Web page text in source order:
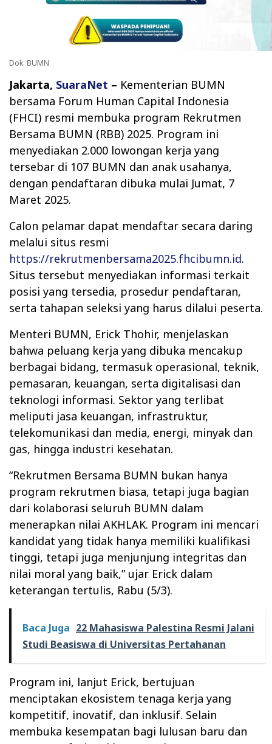
Dok. BUMN
Jakarta, SuaraNet – Kementerian BUMN
bersama Forum Human Capital Indonesia
(FHCI) resmi membuka program Rekrutmen
Bersama BUMN (RBB) 2025. Program ini
menyediakan 2.000 lowongan kerja yang
tersebar di 107 BUMN dan anak usahanya,
dengan pendaftaran dibuka mulai Jumat, 7
Maret 2025.
Calon pelamar dapat mendaftar secara daring
melalui situs resmi
https://rekrutmenbersama2025.fhcibumn.id.
Situs tersebut menyediakan informasi terkait
posisi yang tersedia, prosedur pendaftaran,
serta tahapan seleksi yang harus dilalui peserta.
Menteri BUMN, Erick Thohir, menjelaskan
bahwa peluang kerja yang dibuka mencakup
berbagai bidang, termasuk operasional, teknik,
pemasaran, keuangan, serta digitalisasi dan
teknologi informasi. Sektor yang terlibat
meliputi jasa keuangan, infrastruktur,
telekomunikasi dan media, energi, minyak dan
gas, hingga industri kesehatan.
“Rekrutmen Bersama BUMN bukan hanya
program rekrutmen biasa, tetapi juga bagian
dari kolaborasi seluruh BUMN dalam
menerapkan nilai AKHLAK. Program ini mencari
kandidat yang tidak hanya memiliki kualifikasi
tinggi, tetapi juga menjunjung integritas dan
nilai moral yang baik,” ujar Erick dalam
keterangan tertulis, Rabu (5/3).
Baca Juga 22 Mahasiswa Palestina Resmi Jalani
Studi Beasiswa di Universitas Pertahanan
Program ini, lanjut Erick, bertujuan
menciptakan ekosistem tenaga kerja yang
kompetitif, inovatif, dan inklusif. Selain
membuka kesempatan bagi lulusan baru dan